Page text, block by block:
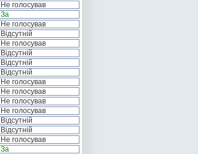
Не голосував
За
Не голосував
Відсутній
Не голосував
Відсутній
Відсутній
Відсутній
Не голосував
Не голосував
Не голосував
Не голосував
Відсутній
Відсутній
Не голосував
За